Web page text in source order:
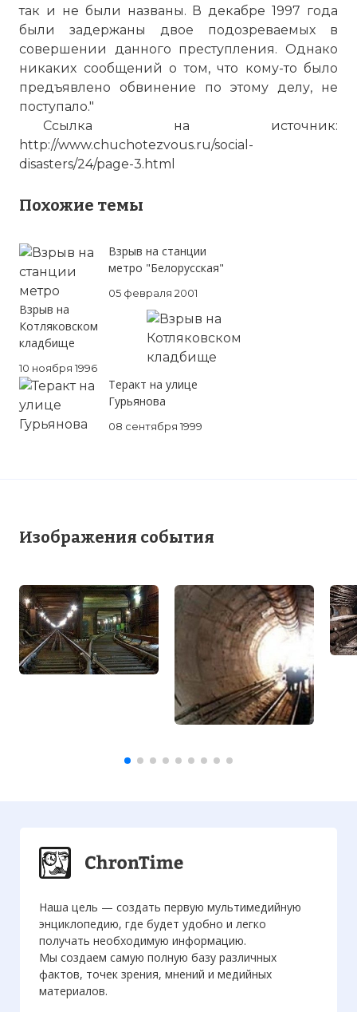
так и не были названы. В декабре 1997 года
были задержаны двое подозреваемых в
совершении данного преступления. Однако
никаких сообщений о том, что кому-то было
предъявлено обвинение по этому делу, не
поступало."
Ссылка на источник:
http://www.chuchotezvous.ru/social-
disasters/24/page-3.html
Похожие темы
Взрыв на станции
метро "Белорусская"
05 февраля 2001
Взрыв на
Котляковском
кладбище
10 ноября 1996
Теракт на улице
Гурьянова
08 сентября 1999
Изображения события
Наша цель — создать первую мультимедийную
энциклопедию, где будет удобно и легко
получать необходимую информацию.
Мы создаем самую полную базу различных
фактов, точек зрения, мнений и медийных
материалов.